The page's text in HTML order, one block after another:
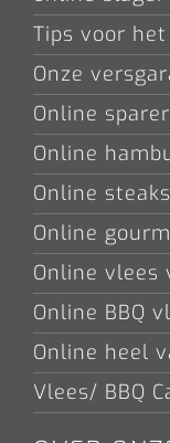
Tips voor
Onze
Online
Online
Online
Online
Online vlees
Online BBQ
Online heel
Vlees/ BBQ